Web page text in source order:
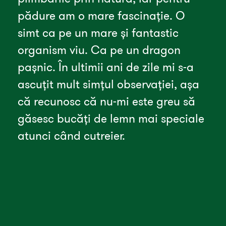
pădure am o mare fascinație. O
simt ca pe un mare și fantastic
organism viu. Ca pe un dragon
pașnic. În ultimii ani de zile mi s-a
ascuțit mult simțul observației, așa
că recunosc că nu-mi este greu să
găsesc bucăți de lemn mai speciale
atunci când cutreier.